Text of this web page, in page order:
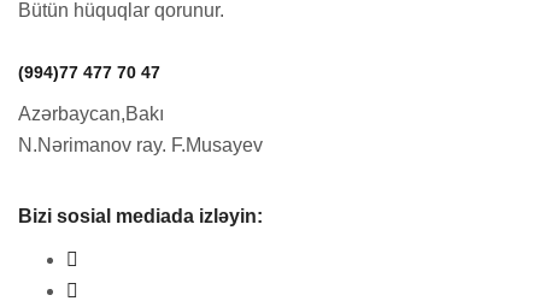
Bütün hüquqlar qorunur.
(994)77 477 70 47
Azərbaycan,Bakı
N.Nərimanov ray. F.Musayev
Bizi sosial mediada izləyin: